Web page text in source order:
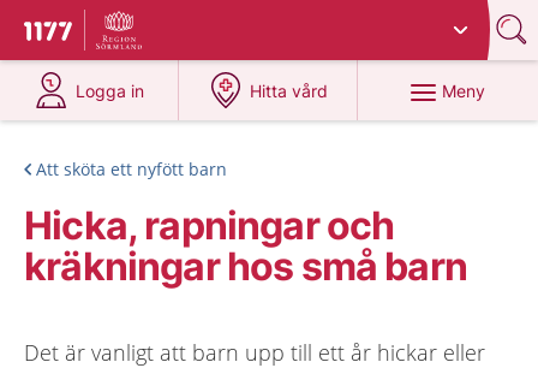
Till startsidan för 1177
Du har valt region
Logga in
på 1177.se
Hitta vård
på 1177.se
Meny
Att sköta ett nyfött barn
Hicka, rapningar och
kräkningar hos små barn
Det är vanligt att barn upp till ett år hickar eller